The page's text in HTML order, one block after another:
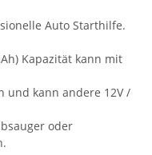
Auto Starthilfe.
Kapazität kann mit
und kann andere 12V /
oder